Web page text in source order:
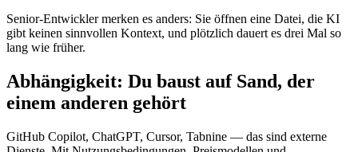
Senior-Entwickler merken es anders: Sie öffnen eine Datei, die KI
gibt keinen sinnvollen Kontext, und plötzlich dauert es drei Mal so
lang wie früher.
Abhängigkeit: Du baust auf Sand, der
einem anderen gehört
GitHub Copilot, ChatGPT, Cursor, Tabnine — das sind externe